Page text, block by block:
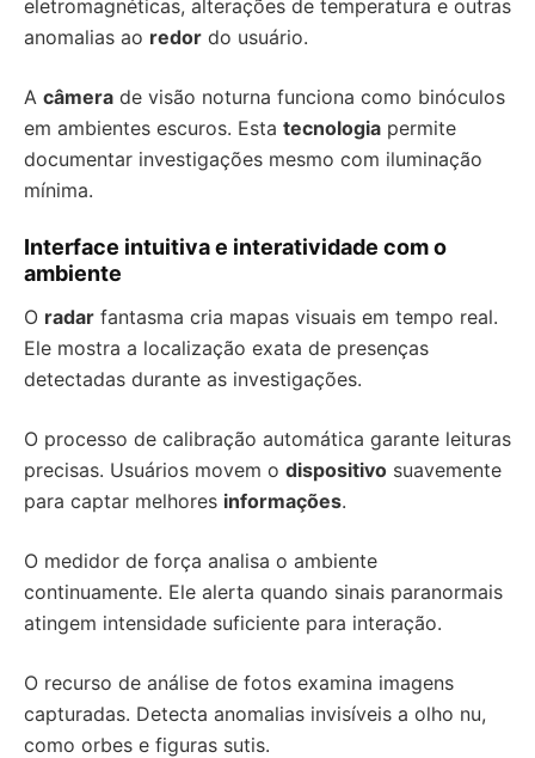
eletromagnéticas, alterações de temperatura e outras
anomalias ao redor do usuário.
A câmera de visão noturna funciona como binóculos
em ambientes escuros. Esta tecnologia permite
documentar investigações mesmo com iluminação
mínima.
Interface intuitiva e interatividade com o
ambiente
O radar fantasma cria mapas visuais em tempo real.
Ele mostra a localização exata de presenças
detectadas durante as investigações.
O processo de calibração automática garante leituras
precisas. Usuários movem o dispositivo suavemente
para captar melhores informações.
O medidor de força analisa o ambiente
continuamente. Ele alerta quando sinais paranormais
atingem intensidade suficiente para interação.
O recurso de análise de fotos examina imagens
capturadas. Detecta anomalias invisíveis a olho nu,
como orbes e figuras sutis.